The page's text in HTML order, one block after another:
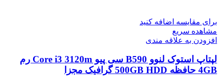
برای مقایسه اضافه کنید
مشاهده سریع
افزودن به علاقه مندی
لپتاپ استوک لنوو B590 سی پیو Core i3 3120m رم
4GB حافظه 500GB HDD گرافیک مجزا